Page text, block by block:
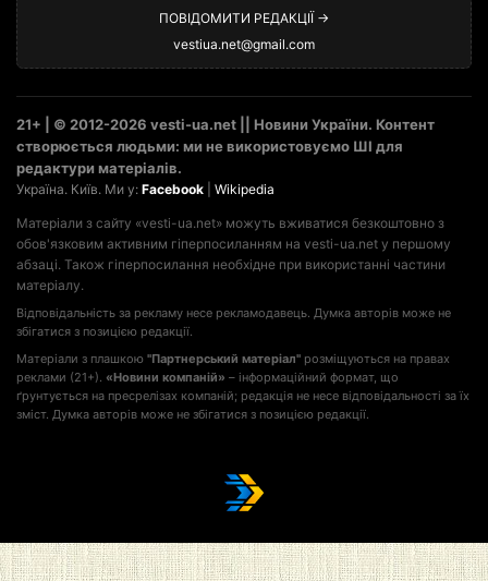
ПОВІДОМИТИ РЕДАКЦІЇ →
vestiua.net@gmail.com
21+ | © 2012-2026 vesti-ua.net || Новини України. Контент
створюється людьми: ми не використовуємо ШІ для
редактури матеріалів.
Україна. Київ. Ми у: Facebook Wikipedia
Матеріали з сайту «vesti-ua.net» можуть вживатися безкоштовно з
обов'язковим активним гіперпосиланням на vesti-ua.net у першому
абзаці. Також гіперпосилання необхідне при використанні частини
матеріалу.
Відповідальність за рекламу несе рекламодавець. Думка авторів може не
збігатися з позицією редакції.
Матеріали з плашкою "Партнерський матеріал" розміщуються на правах
реклами (21+). «Новини компаній» – інформаційний формат, що
ґрунтується на пресрелізах компаній; редакція не несе відповідальності за їх
зміст. Думка авторів може не збігатися з позицією редакції.